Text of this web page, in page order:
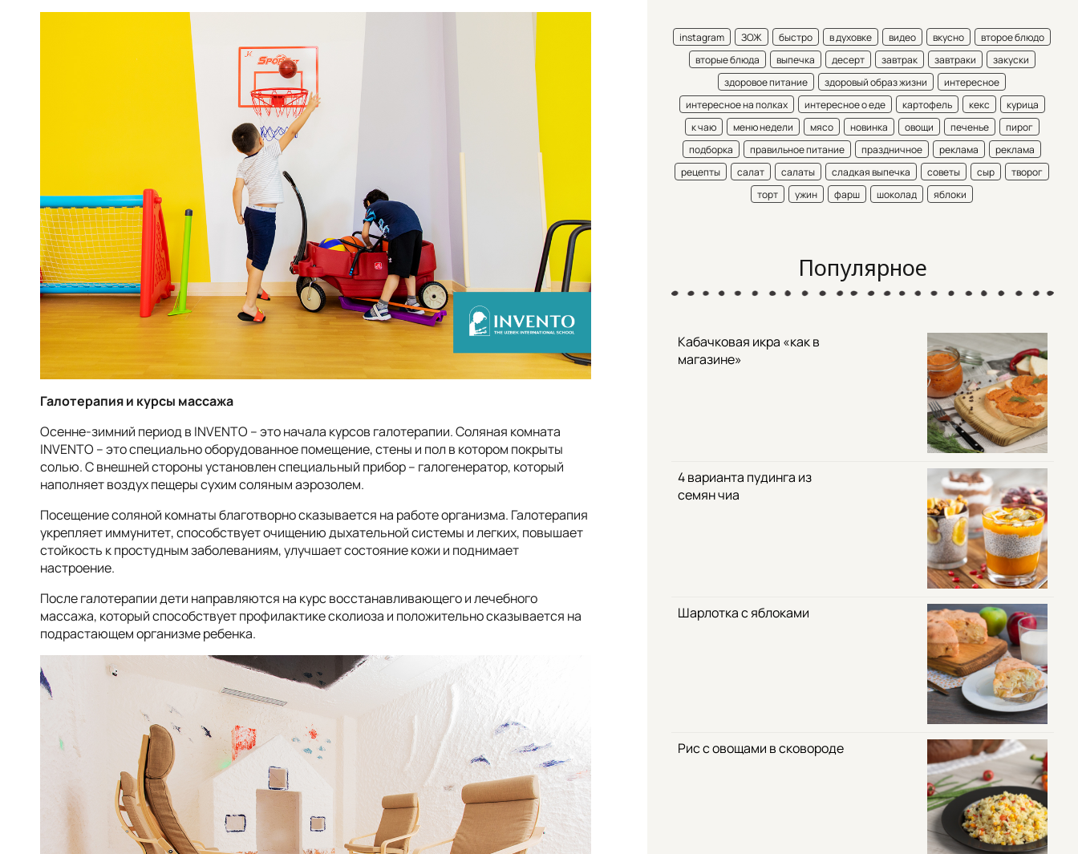
Галотерапия и курсы массажа
Осенне-зимний период в INVENTO – это начала курсов галотерапии. Соляная комната
INVENTO – это специально оборудованное помещение, стены и пол в котором покрыты
солью. С внешней стороны установлен специальный прибор – галогенератор, который
наполняет воздух пещеры сухим соляным аэрозолем.
Посещение соляной комнаты благотворно сказывается на работе организма. Галотерапия
укрепляет иммунитет, способствует очищению дыхательной системы и легких, повышает
стойкость к простудным заболеваниям, улучшает состояние кожи и поднимает
настроение.
После галотерапии дети направляются на курс восстанавливающего и лечебного
массажа, который способствует профилактике сколиоза и положительно сказывается на
подрастающем организме ребенка.
instagram ЗОЖ быстро в духовке видео вкусно
второе блюдо
вторые блюда
выпечка десерт завтрак завтраки
закуски
здоровое питание
здоровый образ жизни
интересное
интересное на полках
интересное о еде картофель кекс
курица
к чаю
меню недели мясо новинка овощи печенье
пирог
подборка
правильное питание праздничное реклама
реклама
рецепты
салат салаты сладкая выпечка советы сыр
творог
торт
ужин фарш шоколад яблоки
Популярное
Кабачковая икра «как в
магазине»
4 варианта пудинга из
семян чиа
Шарлотка с яблоками
Рис с овощами в сковороде